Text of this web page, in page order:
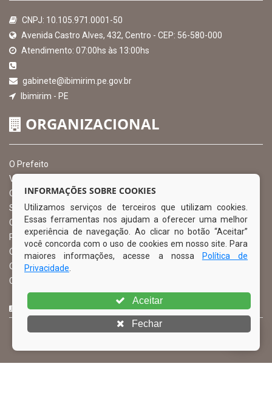
CNPJ: 10.105.971.0001-50
Avenida Castro Alves, 432, Centro - CEP: 56-580-000
Atendimento: 07:00hs às 13:00hs
gabinete@ibimirim.pe.gov.br
Ibimirim - PE
ORGANIZACIONAL
O Prefeito
Vice Prefeito
Ouvidoria Municipal
Serviço de Informação ao Cidadão – SIC
Chefe de Gabinete
Procuradoria Geral
Órgão de Controle Interno
Organograma
Comissão Permanente de Licitação – CPL
CURTA NOSSA FAN PAGE
INFORMAÇÕES SOBRE COOKIES
Utilizamos serviços de terceiros que utilizam cookies.
Essas ferramentas nos ajudam a oferecer uma melhor
experiência de navegação. Ao clicar no botão “Aceitar”
você concorda com o uso de cookies em nosso site. Para
maiores informações, acesse a nossa
Política de
Privacidade
Aceitar
Fechar